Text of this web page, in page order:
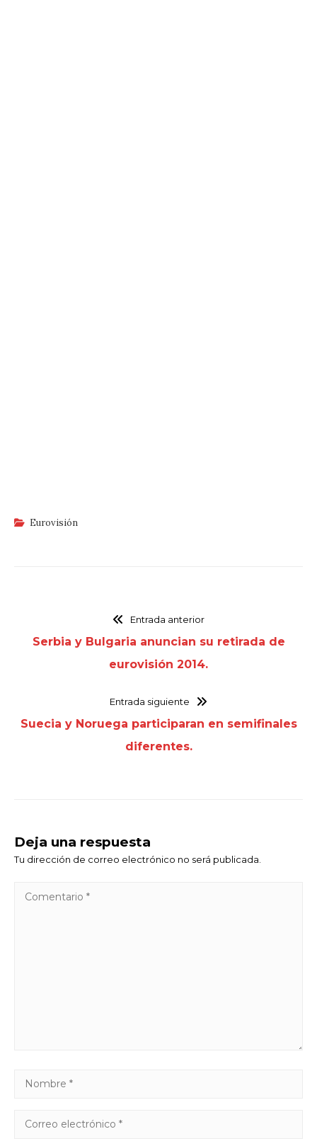
Eurovisión
Entrada anterior
Serbia y Bulgaria anuncian su retirada de
eurovisión 2014.
Entrada siguiente
Suecia y Noruega participaran en semifinales
diferentes.
Deja una respuesta
Tu dirección de correo electrónico no será publicada.